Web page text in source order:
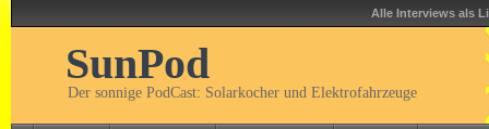
Alle Interviews als
SunPod
Der sonnige PodCast: Solarkocher und Elektrofahrzeuge